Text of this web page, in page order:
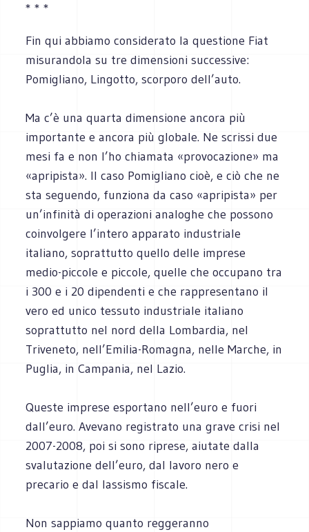
* * *
Fin qui abbiamo considerato la questione Fiat
misurandola su tre dimensioni successive:
Pomigliano, Lingotto, scorporo dell’auto.
Ma c’è una quarta dimensione ancora più
importante e ancora più globale. Ne scrissi due
mesi fa e non l’ho chiamata «provocazione» ma
«apripista». Il caso Pomigliano cioè, e ciò che ne
sta seguendo, funziona da caso «apripista» per
un’infinità di operazioni analoghe che possono
coinvolgere l’intero apparato industriale
italiano, soprattutto quello delle imprese
medio-piccole e piccole, quelle che occupano tra
i 300 e i 20 dipendenti e che rappresentano il
vero ed unico tessuto industriale italiano
soprattutto nel nord della Lombardia, nel
Triveneto, nell’Emilia-Romagna, nelle Marche, in
Puglia, in Campania, nel Lazio.
Queste imprese esportano nell’euro e fuori
dall’euro. Avevano registrato una grave crisi nel
2007-2008, poi si sono riprese, aiutate dalla
svalutazione dell’euro, dal lavoro nero e
precario e dal lassismo fiscale.
Non sappiamo quanto reggeranno